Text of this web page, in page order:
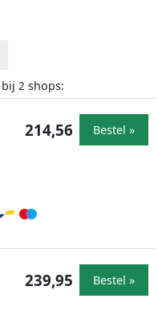
bij 2 shops:
214,56 Bestel »
239,95 Bestel »